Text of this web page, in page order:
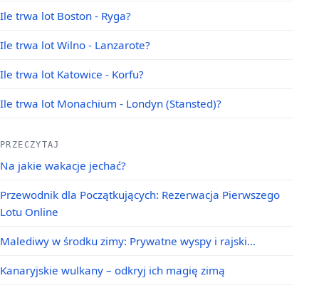
Ile trwa lot Boston - Ryga?
Ile trwa lot Wilno - Lanzarote?
Ile trwa lot Katowice - Korfu?
Ile trwa lot Monachium - Londyn (Stansted)?
PRZECZYTAJ
Na jakie wakacje jechać?
Przewodnik dla Początkujących: Rezerwacja Pierwszego
Lotu Online
Malediwy w środku zimy: Prywatne wyspy i rajski…
Kanaryjskie wulkany – odkryj ich magię zimą